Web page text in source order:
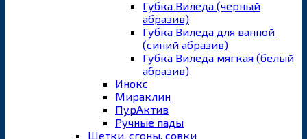
Губка Виледа (черный
абразив)
Губка Виледа для ванной
(синий абразив)
Губка Виледа мягкая (белый
абразив)
Инокс
Мираклин
ПурАктив
Ручные пады
Щетки, сгоны, совки